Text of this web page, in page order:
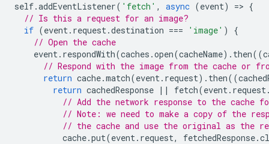
self.addEventListener( 'fetch' , async (event) => {
// Is this a request for an image?
if (event. request.destination === 'image' )
{
// Open the cache
event. respondWith(caches .open(cacheName). then((
// Respond with the image from the cache or
return cache.match(event. request). then((
return cachedResponse || fetch(event. request
// Add the network response to the
// Note: we need to make a copy of the
// the cache and use the original as the
cache.put(event. request, fetchedResponse.